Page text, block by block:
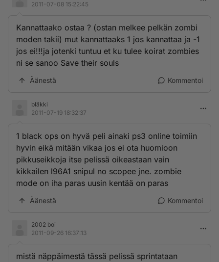
2011-07-08 15:22:45
Kannattaako ostaa ? (ostan melkee pelkän zombi
moden takii) mut kannattaaks 1 jos kannattaa ja -1
jos ei!!!ja jotenki tuntuu et ku tulee koirat zombies
ni se sanoo Save their souls
Äänestä Kommentoi
bläkki
2011-07-19 18:32:37
1 black ops on hyvä peli ainaki ps3 online toimiin
hyvin eikä mitään vikaa jos ei ota huomioon
pikkuseikkoja itse pelissä oikeastaan vain
kikkailen l96A1 snipul no scopee jne. zombie
mode on iha paras uusin kentää on paras
Äänestä Kommentoi
2002 boi
2011-09-26 16:37:13
mistä näppäimestä tässä pelissä sprintataan